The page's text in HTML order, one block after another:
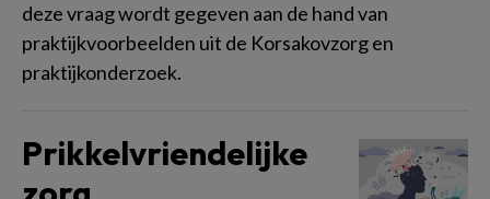
deze vraag wordt gegeven aan de hand van
praktijkvoorbeelden uit de Korsakovzorg en
praktijkonderzoek.
Prikkelvriendelijke